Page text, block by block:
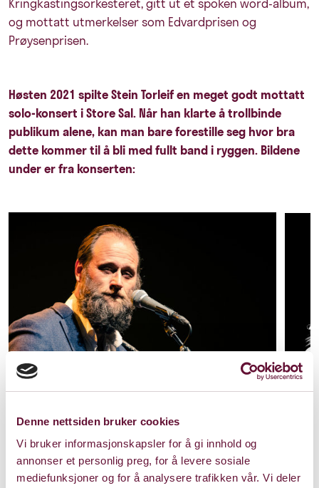
Denne nettsiden bruker cookies
Vi bruker informasjonskapsler for å gi innhold og
annonser et personlig preg, for å levere sosiale
mediefunksjoner og for å analysere trafikken vår. Vi deler
Kringkastingsorkesteret, gitt ut et spoken word-album,
og mottatt utmerkelser som Edvardprisen og
Prøysenprisen.
Høsten 2021 spilte Stein Torleif en meget godt mottatt
solo-konsert i Store Sal. Når han klarte å trollbinde
publikum alene, kan man bare forestille seg hvor bra
dette kommer til å bli med fullt band i ryggen. Bildene
under er fra konserten: